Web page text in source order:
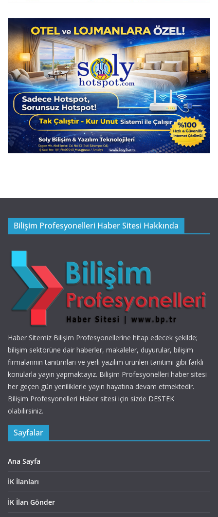
Bilişim Profesyonelleri Haber Sitesi Hakkında
Haber Sitemiz Bilişim Profesyonellerine hitap edecek şekilde;
bilişim sektörüne dair haberler, makaleler, duyurular, bilişim
firmalarının tanıtımları ve yerli yazılım ürünleri tanıtımı gibi farklı
konularla yayın yapmaktayız. Bilişim Profesyonelleri haber sitesi
her geçen gün yeniliklerle yayın hayatına devam etmektedir.
Bilişim Profesyonelleri Haber sitesi için sizde DESTEK
olabilirsiniz.
Sayfalar
Ana Sayfa
İK İlanları
İK İlan Gönder